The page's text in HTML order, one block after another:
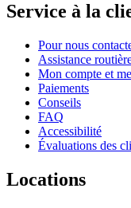
Service à la
Pour nous
Assistance
Mon compte et
Paiements
Conseils
FAQ
Accessibilité
Évaluations des
Locations